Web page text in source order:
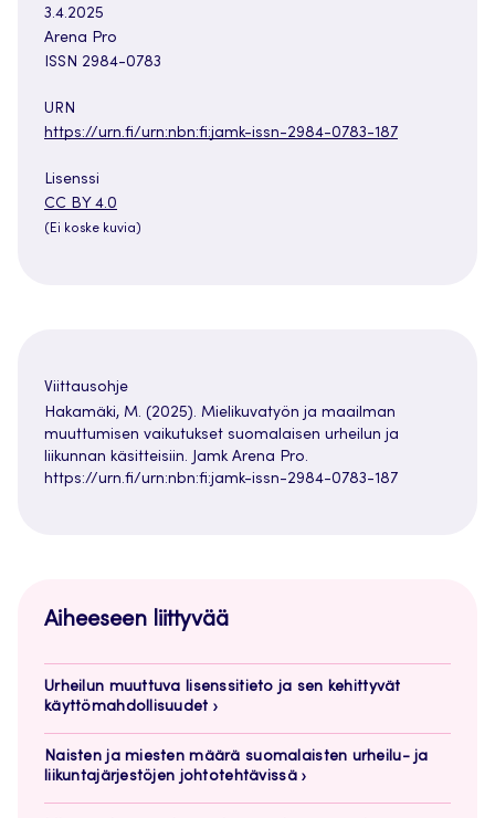
3.4.2025
Arena Pro
ISSN 2984-0783
URN
https://urn.fi/urn:nbn:fi:jamk-issn-2984-0783-187
Lisenssi
CC BY 4.0
uuteen
(Ei koske kuvia)
Viittausohje
Hakamäki, M. (2025). Mielikuvatyön ja maailman
muuttumisen vaikutukset suomalaisen urheilun ja
liikunnan käsitteisiin. Jamk Arena Pro.
https://urn.fi/urn:nbn:fi:jamk-issn-2984-0783-187
Aiheeseen liittyvää
Urheilun muuttuva lisenssitieto ja sen kehittyvät
käyttömahdollisuudet
Naisten ja miesten määrä suomalaisten urheilu- ja
liikuntajärjestöjen johtotehtävissä